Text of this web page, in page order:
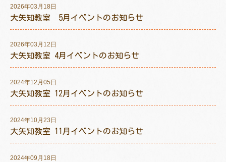
2026年03月18日
大矢知教室 5月イベントのお知らせ
2026年03月12日
大矢知教室 4月イベントのお知らせ
2024年12月05日
大矢知教室 12月イベントのお知らせ
2024年10月23日
大矢知教室 11月イベントのお知らせ
2024年09月18日